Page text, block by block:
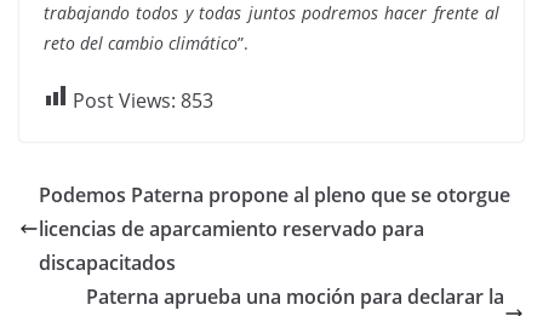
trabajando todos y todas juntos podremos hacer frente al
reto del cambio climático”.
Post Views: 853
Podemos Paterna propone al pleno que se otorgue
licencias de aparcamiento reservado para
discapacitados
Paterna aprueba una moción para declarar la